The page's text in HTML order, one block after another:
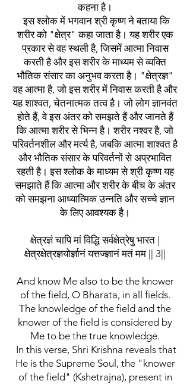
कहना है।
इस श्लोक में भगवान श्री कृष्ण ने बताया कि
शरीर को "क्षेत्र" कहा जाता है। यह शरीर एक
प्रकार से वह स्थली है, जिसमें आत्मा निवास
करती है और इस शरीर के माध्यम से व्यक्ति
भौतिक संसार का अनुभव करता है। "क्षेत्रज्ञ"
वह आत्मा है, जो इस शरीर में निवास करती है और
यह शाश्वत, चेतनात्मक तत्व है। जो लोग ज्ञानवंत
होते हैं, वे इस अंतर को समझते हैं और जानते हैं
कि आत्मा शरीर से भिन्न है। शरीर नश्वर है, जो
परिवर्तनशील और मर्त्य है, जबकि आत्मा शाश्वत है
और भौतिक संसार के परिवर्तनों से अप्रभावित
रहती है। इस श्लोक के माध्यम से श्री कृष्ण यह
समझाते हैं कि आत्मा और शरीर के बीच के अंतर
को समझना आध्यात्मिक उन्नति और सच्चे ज्ञान
के लिए आवश्यक है।
क्षेत्रज्ञं चापि मां विद्धि सर्वक्षेत्रेषु भारत |
क्षेत्रक्षेत्रज्ञयोर्ज्ञानं यत्तज्ज्ञानं मतं मम || 3||
And know Me also to be the knower
of the field, O Bharata, in all fields.
The knowledge of the field and the
knower of the field is considered by
Me to be the true knowledge.
In this verse, Shri Krishna reveals that
He is the Supreme Soul, the "knower
of the field" (Kshetrajna), present in